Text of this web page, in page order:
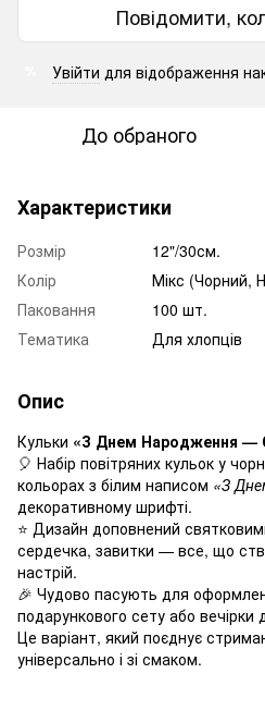
Повідомити,
Увійти для відображення
До обраного
Характеристики
Розмір
12"/30см.
Колір
Мікс (Чорний,
Паковання
100 шт.
Тематика
Для хлопців
Опис
Кульки «З Днем Народження —
🎈 Набір повітряних кульок у
кольорах з білим написом «З
декоративному шрифті.
⭐ Дизайн доповнений
сердечка, завитки — все, що
настрій.
🎉 Чудово пасують для
подарункового сету або вечірки
Це варіант, який поєднує
універсально і зі смаком.